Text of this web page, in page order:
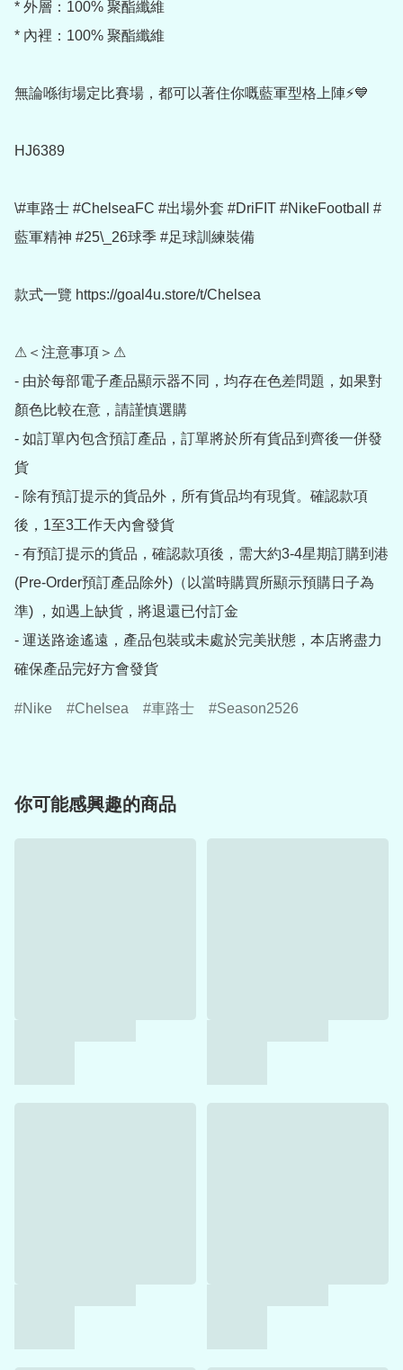
* 外層：100% 聚酯纖維
* 內裡：100% 聚酯纖維
無論喺街場定比賽場，都可以著住你嘅藍軍型格上陣⚡💙
HJ6389
\#車路士 #ChelseaFC #出場外套 #DriFIT #NikeFootball #
藍軍精神 #25\_26球季 #足球訓練裝備
款式一覽 https://goal4u.store/t/Chelsea
⚠＜注意事項＞⚠
- 由於每部電子產品顯示器不同，均存在色差問題，如果對
顏色比較在意，請謹慎選購
- 如訂單內包含預訂產品，訂單將於所有貨品到齊後一併發
貨
- 除有預訂提示的貨品外，所有貨品均有現貨。確認款項
後，1至3工作天內會發貨
- 有預訂提示的貨品，確認款項後，需大約3-4星期訂購到港
(Pre-Order預訂產品除外)（以當時購買所顯示預購日子為
準) ，如遇上缺貨，將退還已付訂金
- 運送路途遙遠，產品包裝或未處於完美狀態，本店將盡力
確保產品完好方會發貨
Nike Chelsea 車路士 Season2526
你可能感興趣的商品